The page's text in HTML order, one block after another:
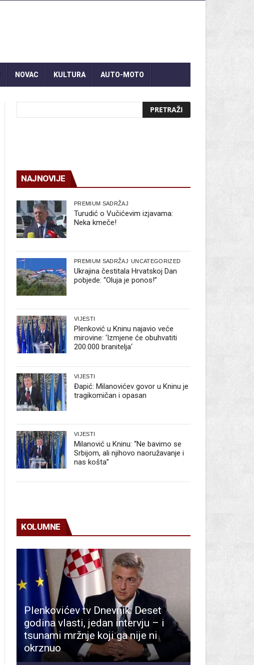
NOVAC KULTURA AUTO-MOTO
NAJNOVIJE
PREMIUM SADRŽAJ
Turudić o Vučićevim izjavama:
Neka kmeče!
PREMIUM SADRŽAJ UNCATEGORIZED
Ukrajina čestitala Hrvatskoj Dan
pobjede: “Oluja je ponos!”
VIJESTI
Plenković u Kninu najavio veće
mirovine: ‘Izmjene će obuhvatiti
200.000 branitelja‘
VIJESTI
Đapić: Milanovićev govor u Kninu je
tragikomičan i opasan
VIJESTI
Milanović u Kninu: “Ne bavimo se
Srbijom, ali njihovo naoružavanje i
nas košta”
KOLUMNE
Plenkovićev tv Dnevnik: Deset
godina vlasti, jedan intervju – i
tsunami mržnje koji ga nije ni
okrznuo